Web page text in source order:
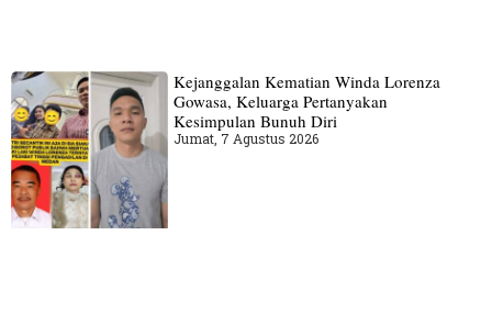
Kejanggalan Kematian Winda Lorenza
Gowasa, Keluarga Pertanyakan
Kesimpulan Bunuh Diri
Jumat, 7 Agustus 2026